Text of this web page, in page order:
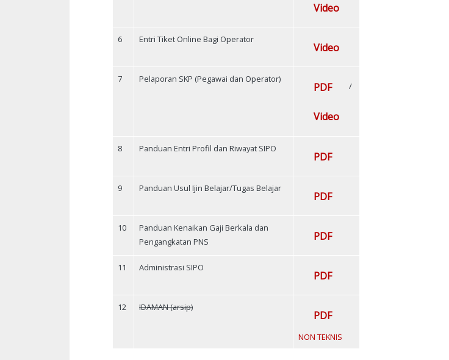
Video
6 Entri Tiket Online Bagi Operator
Video
7 Pelaporan SKP (Pegawai dan Operator)
PDF /
Video
8 Panduan Entri Profil dan Riwayat SIPO
PDF
9 Panduan Usul Ijin Belajar/Tugas Belajar
PDF
10
Panduan Kenaikan Gaji Berkala dan
Pengangkatan PNS
PDF
11 Administrasi SIPO
PDF
12 IDAMAN (arsip)
PDF
NON TEKNIS